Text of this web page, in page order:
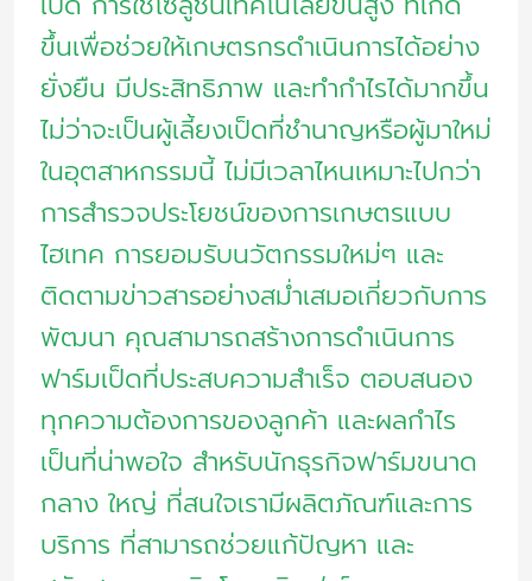
ขึ้นเพื่อช่วยให้เกษตรกรดำเนินการได้อย่าง
ยั่งยืน มีประสิทธิภาพ และทำกำไรได้มากขึ้น
ไม่ว่าจะเป็นผู้เลี้ยงเป็ดที่ชำนาญหรือผู้มาใหม่
ในอุตสาหกรรมนี้ ไม่มีเวลาไหนเหมาะไปกว่า
การสำรวจประโยชน์ของการเกษตรแบบ
ไฮเทค การยอมรับนวัตกรรมใหม่ๆ และ
ติดตามข่าวสารอย่างสม่ำเสมอเกี่ยวกับการ
พัฒนา คุณสามารถสร้างการดำเนินการ
ฟาร์มเป็ดที่ประสบความสำเร็จ ตอบสนอง
ทุกความต้องการของลูกค้า และผลกำไร
เป็นที่น่าพอใจ สำหรับนักธุรกิจฟาร์มขนาด
กลาง ใหญ่ ที่สนใจเรามีผลิตภัณฑ์และการ
บริการ ที่สามารถช่วยแก้ปัญหา และ